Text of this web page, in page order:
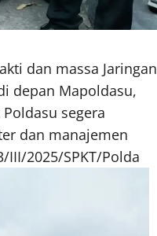
dan massa Jaringan
depan Mapoldasu,
segera
dan manajemen
III/2025/SPKT/Polda